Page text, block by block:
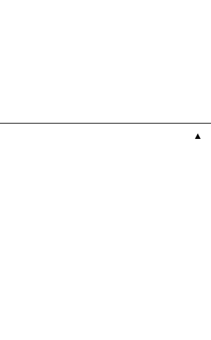
▼